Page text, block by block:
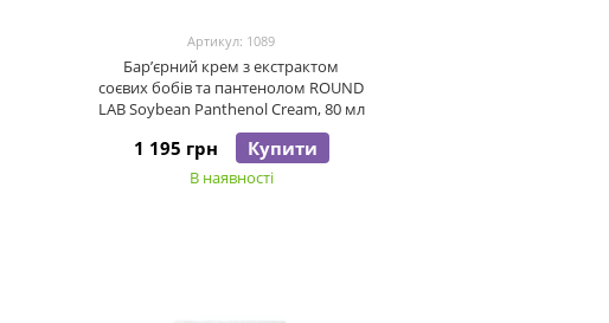
Артикул: 1089
Бар’єрний крем з екстрактом
соєвих бобів та пантенолом ROUND
LAB Soybean Panthenol Cream, 80 мл
1 195 грн Купити
В наявності